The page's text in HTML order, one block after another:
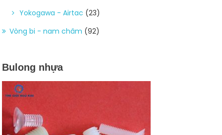
Yokogawa - Airtac (23)
Vòng bi - nam châm (92)
Bulong nhựa